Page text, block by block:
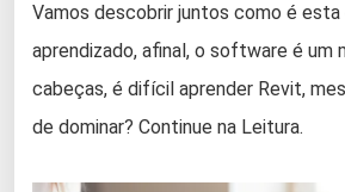
Vamos descobrir juntos como é esta
aprendizado, afinal, o software é um
cabeças, é difícil aprender Revit,
de dominar? Continue na Leitura.